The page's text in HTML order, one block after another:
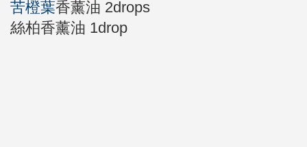
苦橙葉香薰油 2drops
絲柏香薰油 1drop